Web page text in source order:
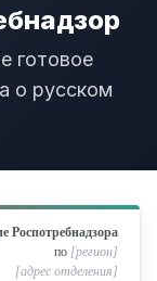
готовое
о русском
Роспотребнадзора
по [регион]
[адрес отделения]